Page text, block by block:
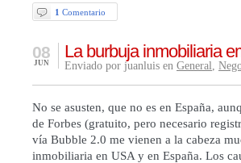
1 Comentario
La burbuja inmobiliaria
08
JUN Enviado por juanluis en General,
No se asusten, que no es en España,
de Forbes (gratuito, pero necesario
vía Bubble 2.0 me vienen a la cabeza
inmobiliaria en USA y en España. Los